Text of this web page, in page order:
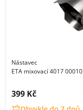
Nástavec
ETA mixovací 4017 00010
Cena s DPH:
399 Kč